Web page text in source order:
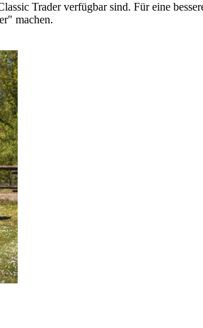
Trader verfügbar sind. Für eine
machen.